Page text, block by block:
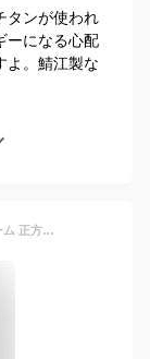
タンが使われ
ーになる心配
よ。鯖江製な
Circleperson リムレスピュアチタン眼鏡フレーム 正方形 軽量 カラー: シルバー